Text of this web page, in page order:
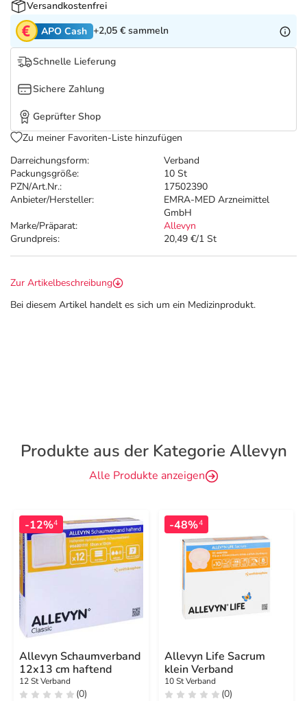
Tierapotheke
Vitamine & Mineralstoffe
Marken
Salus Deals
Darreichungsform:
Verband
Packungsgröße:
10 St
PZN/Art.Nr.:
17502390
Anbieter/Hersteller:
EMRA-MED Arzneimittel
GmbH
Marke/Präparat:
Allevyn
Grundpreis:
20,49 €/1 St
Versandkostenfrei
APO Cash +2,05 € sammeln
Schnelle Lieferung
Sichere Zahlung
Geprüfter Shop
Zu meiner Favoriten-Liste hinzufügen
Zur Artikelbeschreibung
Bei diesem Artikel handelt es sich um ein Medizinprodukt.
Produkte aus der Kategorie Allevyn
Alle Produkte anzeigen
-12%4
Allevyn Schaumverband
12x13 cm haftend
12 St Verband
(0)
-48%4
Allevyn Life Sacrum
klein Verband
10 St Verband
(0)